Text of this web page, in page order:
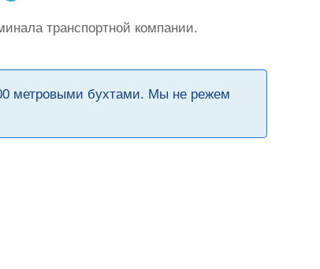
транспортной компании.
метровыми бухтами. Мы не режем